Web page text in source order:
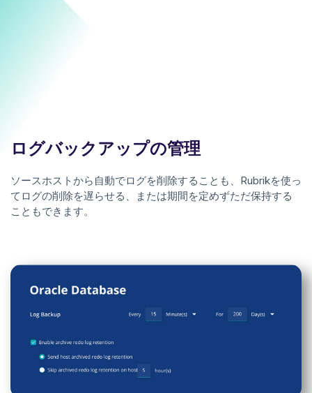
ログバックアップの管理
ソースホストから自動でログを削除することも、Rubrikを使っ
てログの削除を遅らせる、または期間を定めずただ保持する
こともできます。